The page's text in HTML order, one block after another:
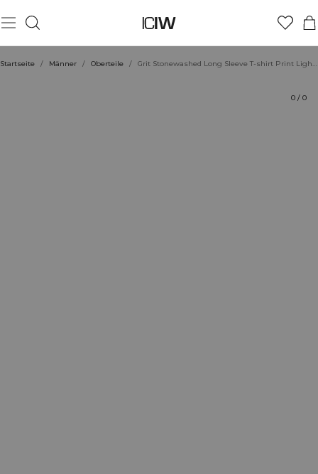
Startseite / Männer / Oberteile / Grit Stonewashed Long Sleeve T-shirt Print Light Beige
0 / 0